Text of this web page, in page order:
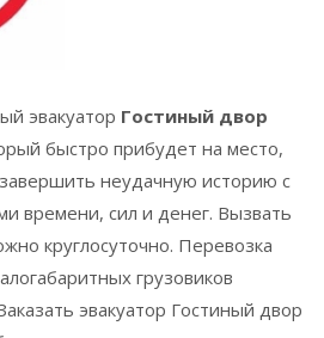
эвакуатор Гостиный двор
быстро прибудет на место,
неудачную историю с
времени, сил и денег. Вызвать
круглосуточно. Перевозка
грузовиков
эвакуатор Гостиный двор